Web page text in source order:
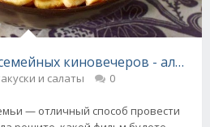
киновечеров -
и салаты 0
— отличный способ провести